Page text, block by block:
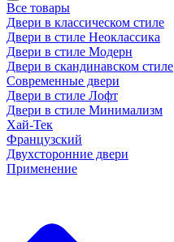
Все товары
Двери в классическом стиле
Двери в стиле Неоклассика
Двери в стиле Модерн
Двери в скандинавском стиле
Современные двери
Двери в стиле Лофт
Двери в стиле Минимализм
Хай-Тек
Французский
Двухсторонние двери
Применение